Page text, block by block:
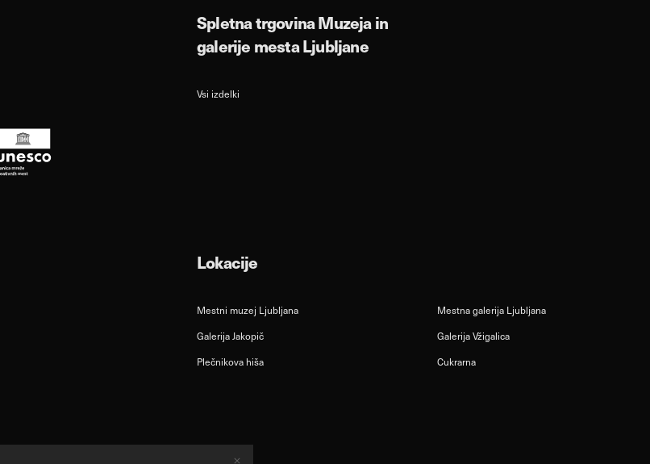
Spletna trgovina Muzeja in
galerije mesta Ljubljane
Vsi izdelki
Lokacije
Mestni muzej Ljubljana
Mestna galerija Ljubljana
Galerija Jakopič
Galerija Vžigalica
Plečnikova hiša
Cukrarna